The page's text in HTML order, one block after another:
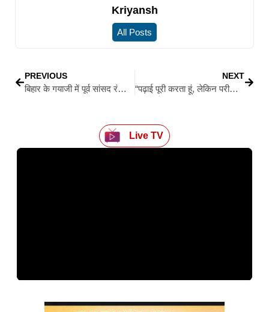
Kriyansh
All Posts
PREVIOUS
बिहार के गयाजी में पूर्व सांसद रंजीत सिंह के आवास पर ड्रग विभाग की बड़ी छापेमारी
NEXT
“पढ़ाई पूरी करता हूं, लेकिन परीक्षा के समय सब्जेक्ट बदल जाता है”; विभाग बदलने पर छलका मंत्री विजय सिन्हा का दर्द
Live TV